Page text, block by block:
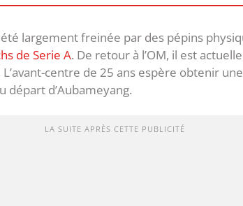
largement freinée par des pépins
de Serie A. De retour à l’OM, il est
centre de 25 ans espère obtenir
départ d’Aubameyang.
LA SUITE APRÈS CETTE PUBLICITÉ